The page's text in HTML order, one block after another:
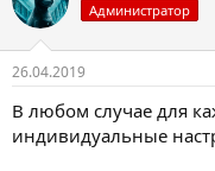
Администратор
26.04.2019
В любом случае для
индивидуальные